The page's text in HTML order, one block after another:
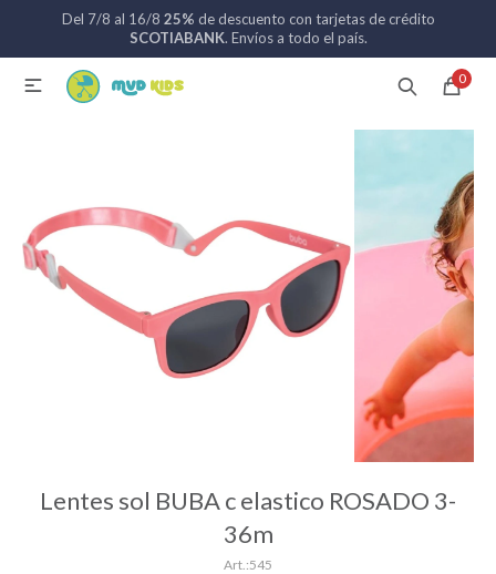
Del 7/8 al 16/8 25% de descuento con tarjetas de crédito
SCOTIABANK. Envíos a todo el país.
0

Lentes sol BUBA c elastico ROSADO 3-
36m
545
MI CUENTA
Catálogo Nuevos ingresos
Sillas de auto
Alimentación